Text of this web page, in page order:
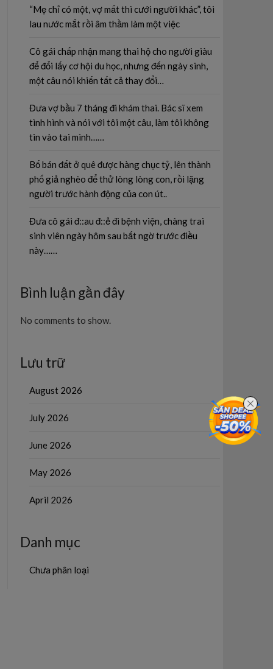
“Mẹ chỉ có một, vợ mất thì cưới người khác”, tôi
lau nước mắt rồi âm thầm làm một việc
Cô gái chấp nhận mang thai hộ cho người giàu
để đổi lấy cơ hội du học, nhưng đến ngày sinh,
một câu nói khiến tất cả thay đổi…
Đưa vợ bầu 7 tháng đi khám thai. Bác sĩ xem
tình hình và nói với tôi một câu, làm tôi không
tin vào tai mình……
Bố bán đất ở quê được hàng chục tỷ, lên thành
phố giả nghèo để thử lòng lòng con, rồi lặng
người trước hành động của con út..
Đưa cô gái đ::au đ::ẻ đi bệnh viện, chàng trai
sinh viên ngày hôm sau bất ngờ trước điều
này……
Bình luận gần đây
No comments to show.
Lưu trữ
August 2026
July 2026
June 2026
May 2026
April 2026
Danh mục
Chưa phân loại